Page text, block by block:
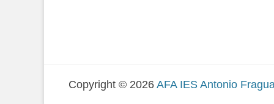
Copyright © 2026 AFA IES Antonio